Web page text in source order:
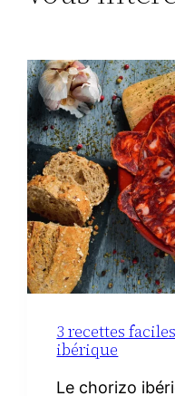
3 recettes
ibérique
Le chorizo